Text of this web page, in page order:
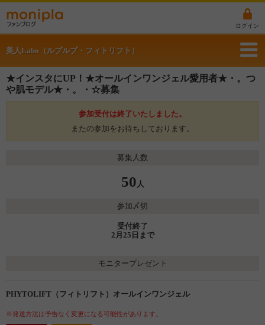
ログイン
美人Labo（ルプルプ・フィトリフト）
★インスタにUP！★オールインワンジェル愛用者★・。つ
や肌モデル★・。・☆募集
参加受付は終了いたしました。
またの参加をお待ちしております。
募集人数
50 人
参加〆切
受付終了
2月25日まで
モニタープレゼント
PHYTOLIFT（フィトリフト）オールインワンジェル
※発送方法は予告なく変更になる可能性があります。